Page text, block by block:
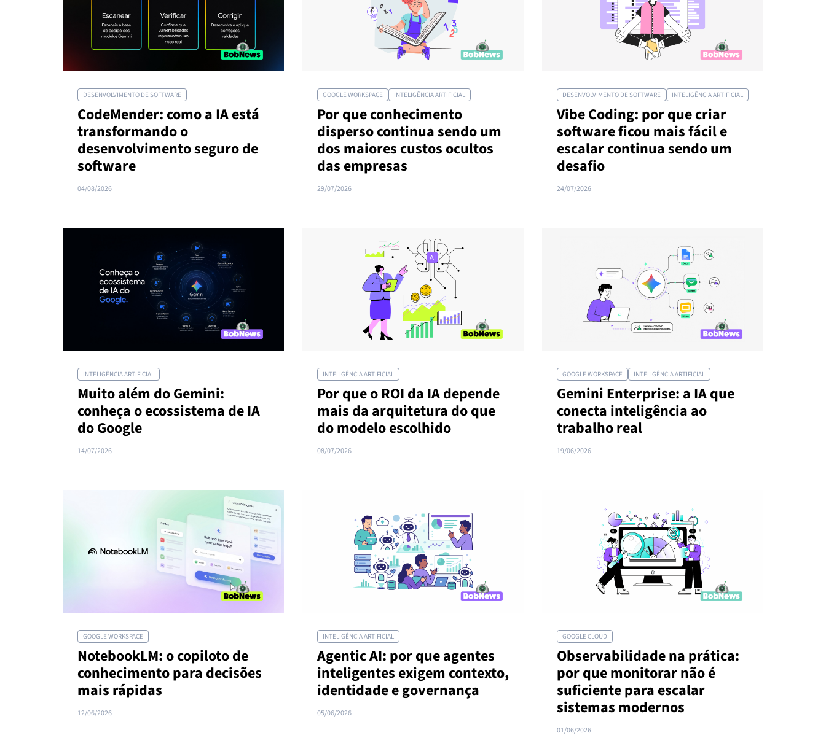
DESENVOLVIMENTO DE SOFTWARE
CodeMender: como a IA está
transformando o
desenvolvimento seguro de
software
04/08/2026
GOOGLE WORKSPACE INTELIGÊNCIA ARTIFICIAL
Por que conhecimento
disperso continua sendo um
dos maiores custos ocultos
das empresas
29/07/2026
DESENVOLVIMENTO DE SOFTWARE INTELIGÊNCIA ARTIFICIAL
Vibe Coding: por que criar
software ficou mais fácil e
escalar continua sendo um
desafio
24/07/2026
INTELIGÊNCIA ARTIFICIAL
Muito além do Gemini:
conheça o ecossistema de IA
do Google
14/07/2026
INTELIGÊNCIA ARTIFICIAL
Por que o ROI da IA depende
mais da arquitetura do que
do modelo escolhido
08/07/2026
GOOGLE WORKSPACE INTELIGÊNCIA ARTIFICIAL
Gemini Enterprise: a IA que
conecta inteligência ao
trabalho real
19/06/2026
GOOGLE WORKSPACE
NotebookLM: o copiloto de
conhecimento para decisões
mais rápidas
12/06/2026
INTELIGÊNCIA ARTIFICIAL
Agentic AI: por que agentes
inteligentes exigem contexto,
identidade e governança
05/06/2026
GOOGLE CLOUD
Observabilidade na prática:
por que monitorar não é
suficiente para escalar
sistemas modernos
01/06/2026